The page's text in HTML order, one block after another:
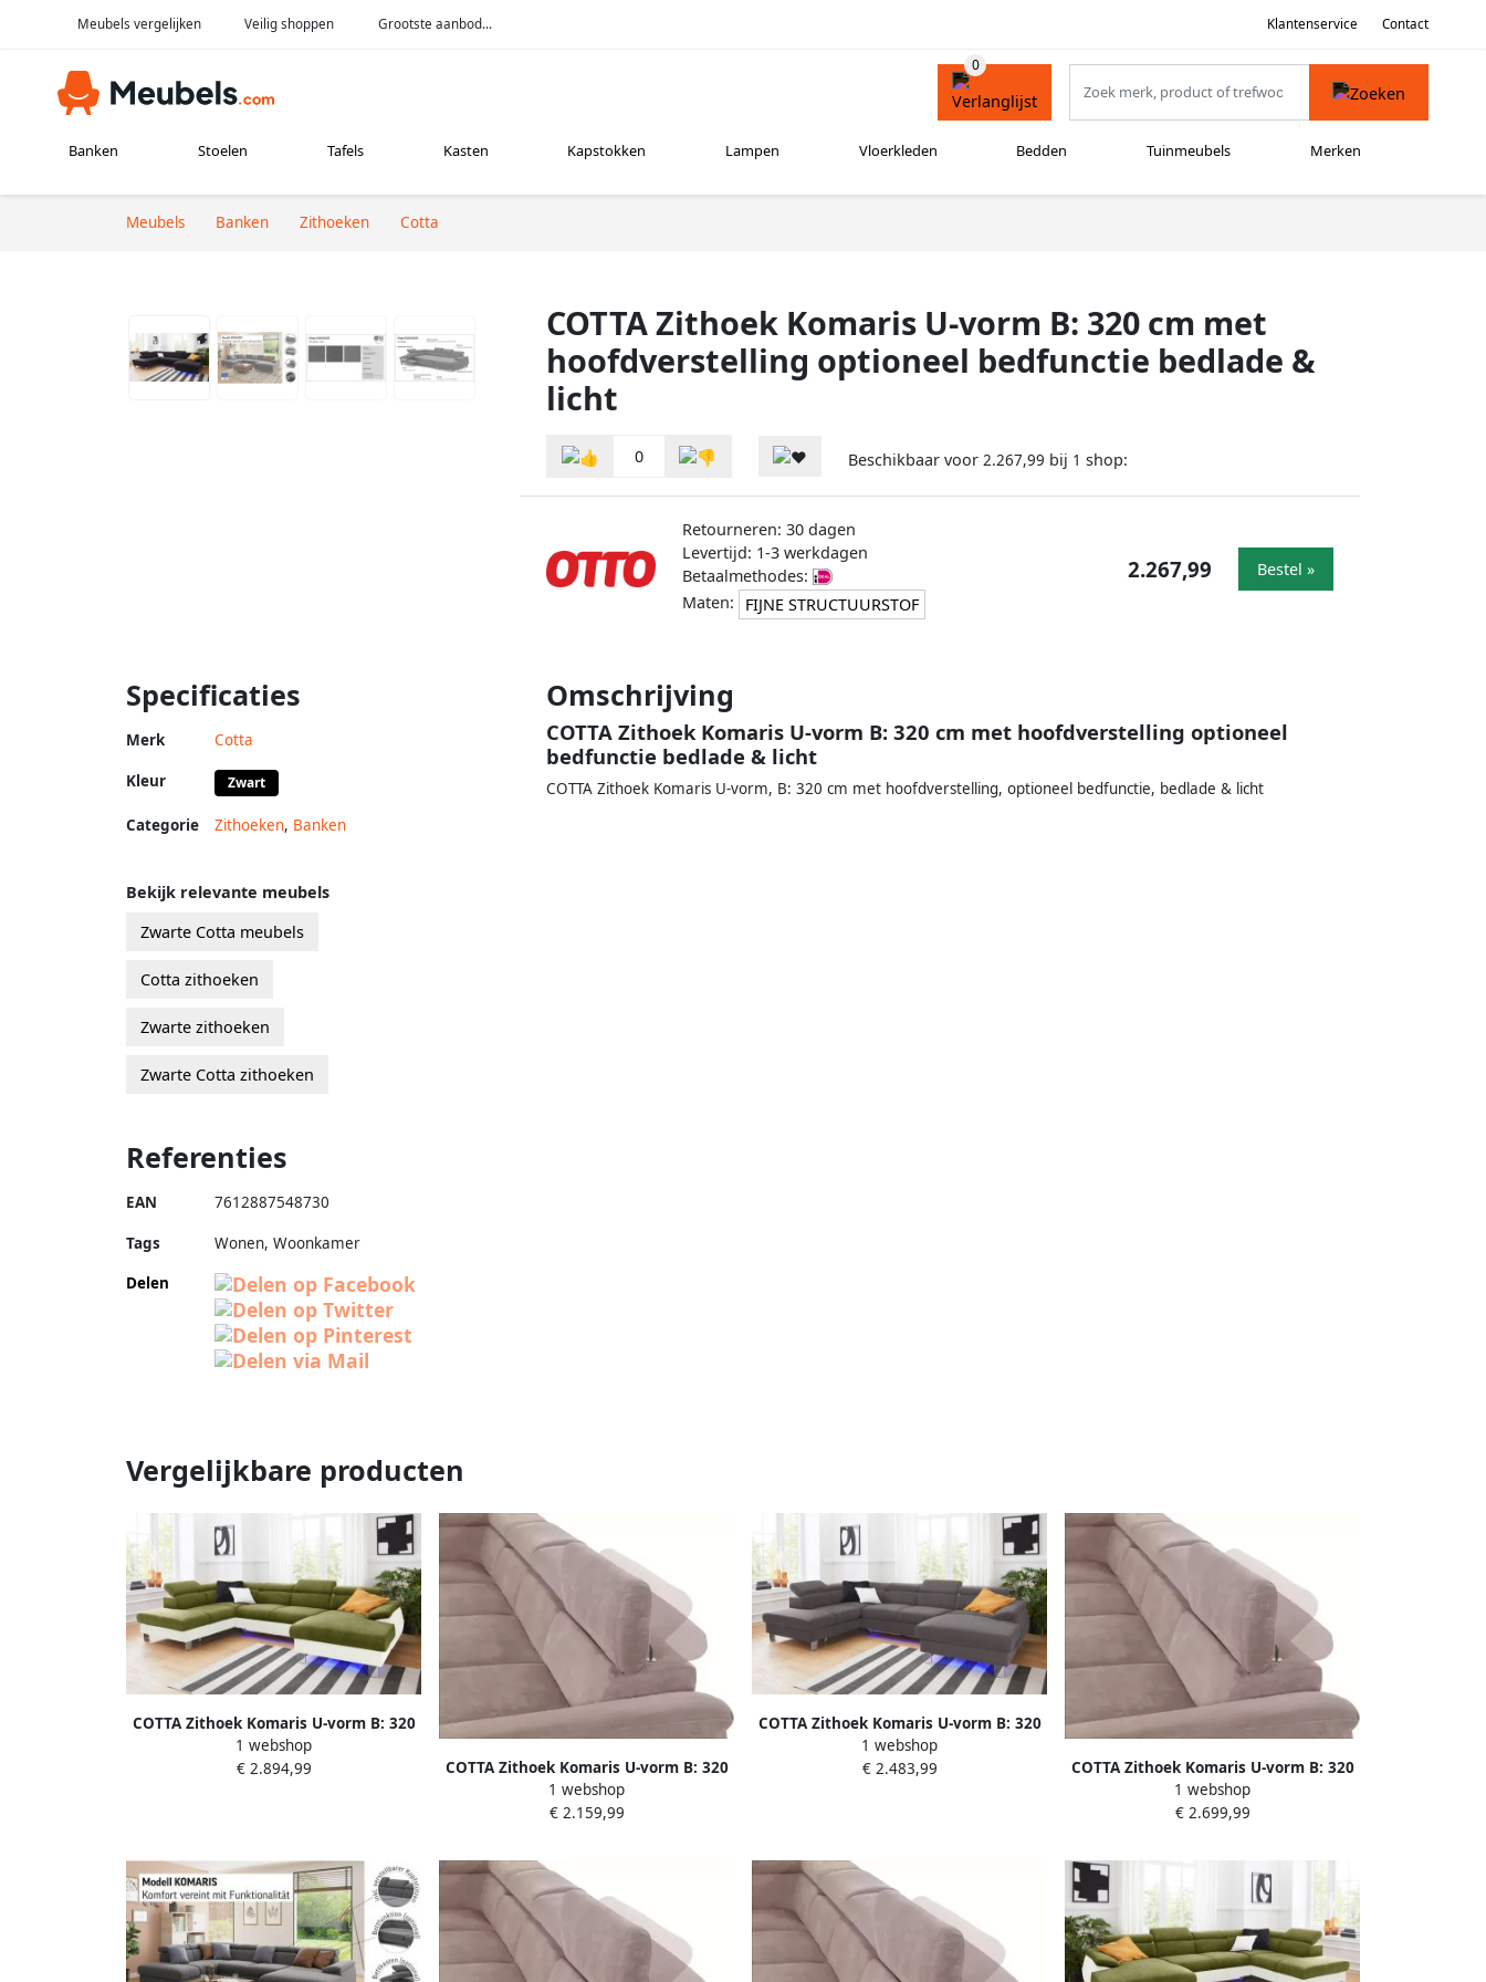
Meubels vergelijken Veilig shoppen Grootste aanbod... Klantenservice Contact
Banken Stoelen Tafels Kasten Kapstokken Lampen Vloerkleden Bedden Tuinmeubels Merken
Meubels Banken Zithoeken Cotta
COTTA Zithoek Komaris U-vorm B: 320 cm met
hoofdverstelling optioneel bedfunctie bedlade &
licht
0 Beschikbaar voor 2.267,99 bij 1 shop:
Retourneren: 30 dagen
Levertijd: 1-3 werkdagen
Betaalmethodes:
Maten:
FIJNE STRUCTUURSTOF
2.267,99 Bestel »
Specificaties
Merk Cotta
Kleur Zwart
Categorie Zithoeken, Banken
Omschrijving
COTTA Zithoek Komaris U-vorm B: 320 cm met hoofdverstelling optioneel
bedfunctie bedlade & licht
COTTA Zithoek Komaris U-vorm, B: 320 cm met hoofdverstelling, optioneel bedfunctie, bedlade & licht
Bekijk relevante meubels
Zwarte Cotta meubels
Cotta zithoeken
Zwarte zithoeken
Zwarte Cotta zithoeken
Referenties
EAN 7612887548730
Tags
Wonen, Woonkamer
Delen
Vergelijkbare producten
COTTA Zithoek Komaris U-vorm B: 320
resp. 100 cm (set: woonlandschap &
hocker) (set)
1 webshop
€ 2.894,99
COTTA Zithoek Komaris U-vorm B: 320
resp. 100 cm (set: woonlandschap &
hocker) (set)
1 webshop
€ 2.159,99
COTTA Zithoek Komaris U-vorm B: 320
resp. 100 cm (set: woonlandschap &
hocker) (set)
1 webshop
€ 2.483,99
COTTA Zithoek Komaris U-vorm B: 320
resp. 100 cm (set: woonlandschap &
hocker) (set)
1 webshop
€ 2.699,99